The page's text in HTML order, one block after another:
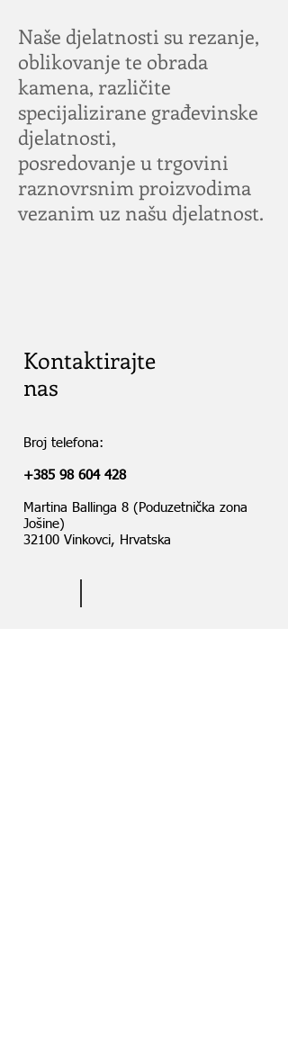
Naše djelatnosti su rezanje,
oblikovanje te obrada
kamena, različite
specijalizirane građevinske
djelatnosti,
posredovanje u trgovini
raznovrsnim proizvodima
vezanim uz našu djelatnost.
Broj telefona:
+385 98 604 428
Martina Ballinga 8 (Poduzetnička zona
Jošine)
32100 Vinkovci, Hrvatska
Kontaktirajte
nas
Karta